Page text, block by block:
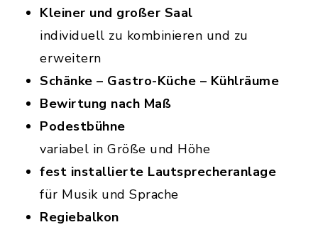
Kleiner und großer Saal
individuell zu kombinieren und zu
erweitern
Schänke – Gastro-Küche – Kühlräume
Bewirtung nach Maß
Podestbühne
variabel in Größe und Höhe
fest installierte Lautsprecheranlage
für Musik und Sprache
Regiebalkon